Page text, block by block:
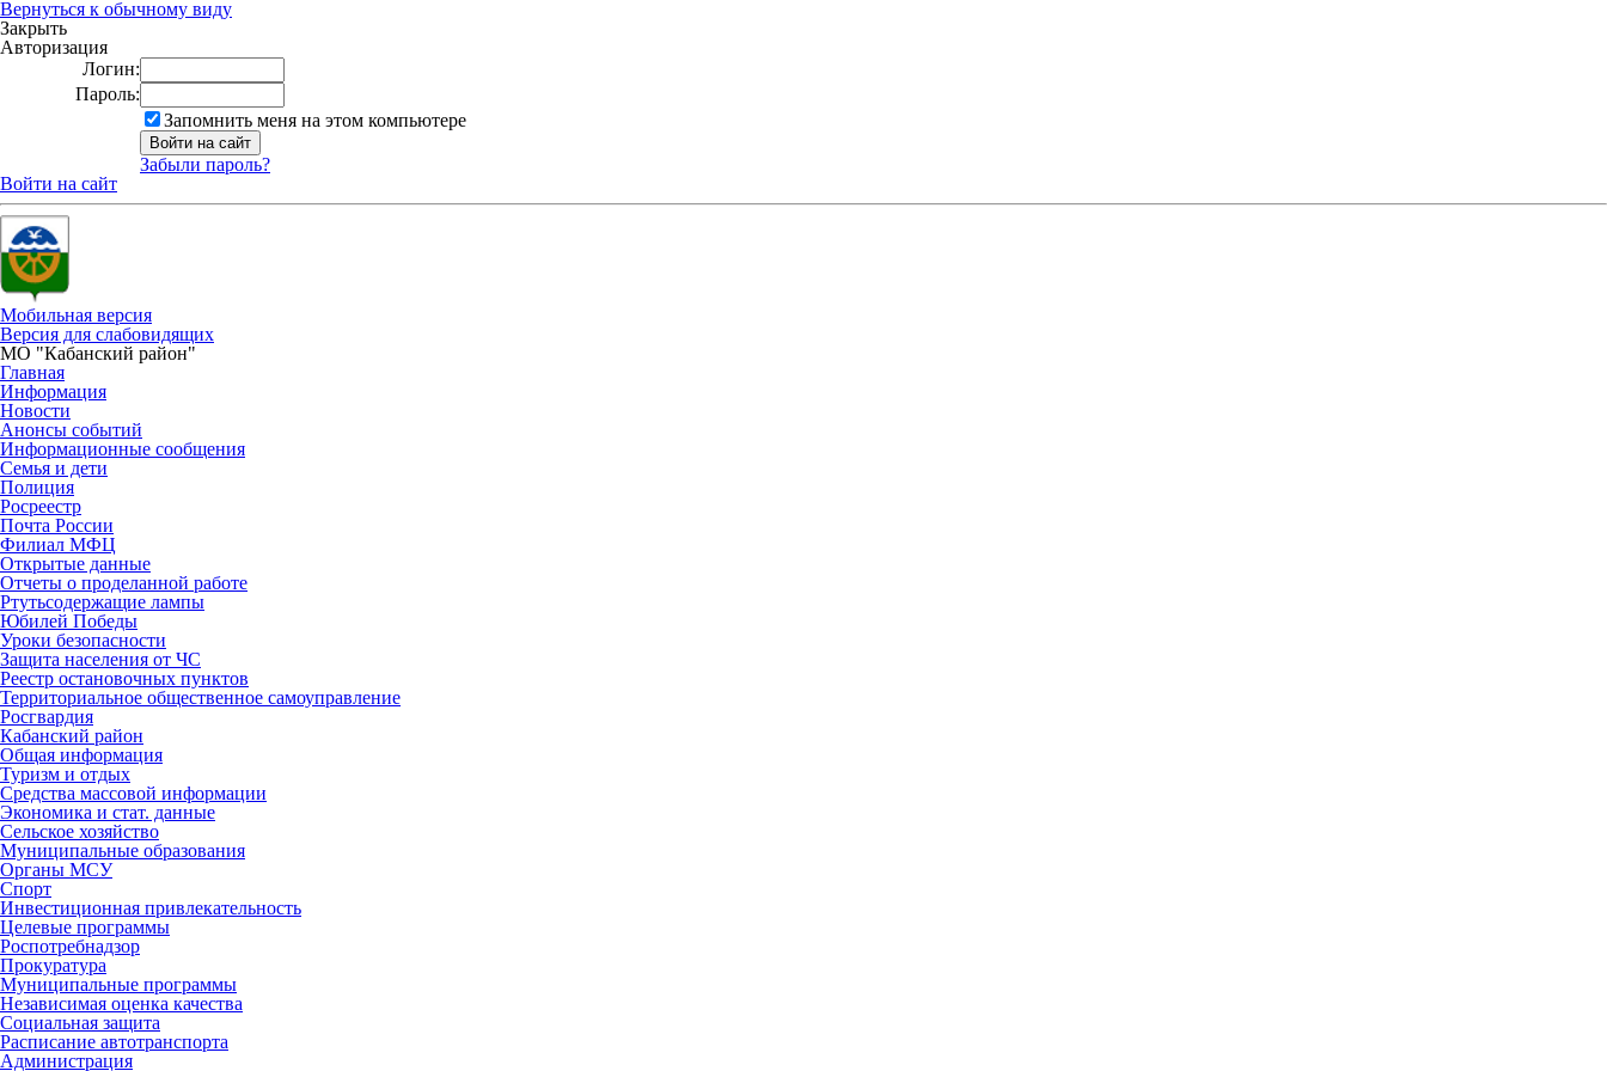
Вернуться к обычному виду
Закрыть
Авторизация
Логин:
Пароль:
Запомнить меня на этом компьютере
Забыли пароль?
Войти на сайт
Мобильная версия
Версия для слабовидящих
МО "Кабанский район"
Главная
Информация
Новости
Анонсы событий
Информационные сообщения
Семья и дети
Полиция
Росреестр
Почта России
Филиал МФЦ
Открытые данные
Отчеты о проделанной работе
Ртутьсодержащие лампы
Юбилей Победы
Уроки безопасности
Защита населения от ЧС
Реестр остановочных пунктов
Территориальное общественное самоуправление
Росгвардия
Кабанский район
Общая информация
Туризм и отдых
Средства массовой информации
Экономика и стат. данные
Сельское хозяйство
Муниципальные образования
Органы МСУ
Спорт
Инвестиционная привлекательность
Целевые программы
Роспотребнадзор
Прокуратура
Муниципальные программы
Независимая оценка качества
Социальная защита
Расписание автотранспорта
Администрация